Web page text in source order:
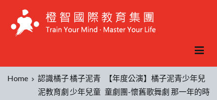
Home
認識橘子
泥教育劇
橘子泥青
少年兒童
【年度公演】橘子泥青少年兒
童劇團-懷舊歌舞劇 那一年的時